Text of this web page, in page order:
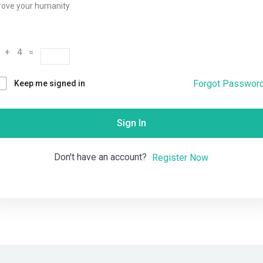
your humanity
+ 4 =
Keep me signed in Forgot
Sign In
Don't have an account? Register Now